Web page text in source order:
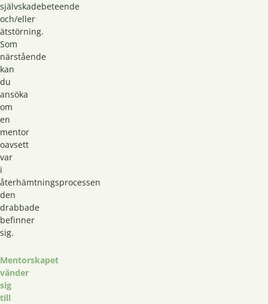
självskadebeteende
och/eller
ätstörning.
Som
närstående
kan
du
ansöka
om
en
mentor
oavsett
var
i
återhämtningsprocessen
den
drabbade
befinner
sig.
Mentorskapet
vänder
sig
till